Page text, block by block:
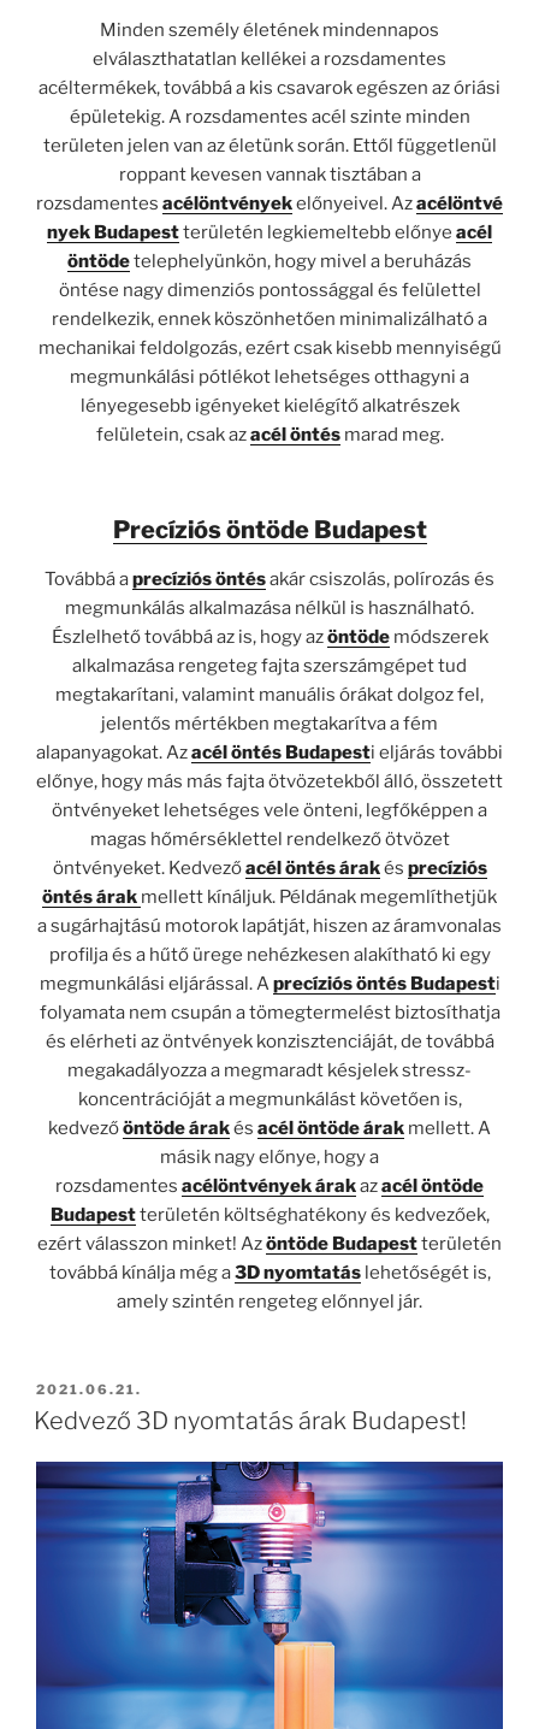
Minden személy életének mindennapos
elválaszthatatlan kellékei a rozsdamentes
acéltermékek, továbbá a kis csavarok egészen az óriási
épületekig. A rozsdamentes acél szinte minden
területen jelen van az életünk során. Ettől függetlenül
roppant kevesen vannak tisztában a
rozsdamentes acélöntvényekelőnyeivel. Azacélöntvé
nyek Budapestterületén legkiemeltebb előnye acél
öntödetelephelyünkön, hogy mivel a beruházás
öntése nagy dimenziós pontossággal és felülettel
rendelkezik, ennek köszönhetően minimalizálható a
mechanikai feldolgozás, ezért csak kisebb mennyiségű
megmunkálási pótlékot lehetséges otthagyni a
lényegesebb igényeket kielégítő alkatrészek
felületein, csak azacél öntésmarad meg.
Precíziós öntöde Budapest
Továbbá aprecíziós öntésakár csiszolás, polírozás és
megmunkálás alkalmazása nélkül is használható.
Észlelhető továbbá az is, hogy azöntödemódszerek
alkalmazása rengeteg fajta szerszámgépet tud
megtakarítani, valamint manuális órákat dolgoz fel,
jelentős mértékben megtakarítva a fém
alapanyagokat. Azacél öntés Budapesti eljárás további
előnye, hogy más más fajta ötvözetekből álló, összetett
öntvényeket lehetséges vele önteni, legfőképpen a
magas hőmérséklettel rendelkező ötvözet
öntvényeket. Kedvezőacél öntés árakés precíziós
öntés árak mellett kínáljuk. Példának megemlíthetjük
a sugárhajtású motorok lapátját, hiszen az áramvonalas
profilja és a hűtő ürege nehézkesen alakítható ki egy
megmunkálási eljárással. Aprecíziós öntés Budapesti
folyamata nem csupán a tömegtermelést biztosíthatja
és elérheti az öntvények konzisztenciáját, de továbbá
megakadályozza a megmaradt késjelek stressz-
koncentrációját a megmunkálást követően is,
kedvezőöntöde árakés acél öntöde árak mellett. A
másik nagy előnye, hogy a
rozsdamentes acélöntvények árakazacél öntöde
Budapestterületén költséghatékony és kedvezőek,
ezért válasszon minket! Azöntöde Budapestterületén
továbbá kínálja még a3D nyomtatáslehetőségét is,
amely szintén rengeteg előnnyel jár.
BEKÜLDVE:
2021.06.21.
Kedvező 3D nyomtatás árak Budapest!